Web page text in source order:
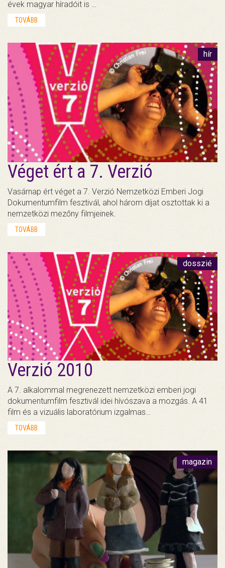
évek magyar híradóit is …
TOVÁBB
hír
Véget ért a 7. Verzió
Vasárnap ért véget a 7. Verzió Nemzetközi Emberi Jogi
Dokumentumfilm fesztivál, ahol három díjat osztottak ki a
nemzetközi mezőny filmjeinek.
TOVÁBB
dosszié
Verzió 2010
A 7. alkalommal megrenezett nemzetközi emberi jogi
dokumentumfilm fesztivál idei hívószava a mozgás. A 41
film és a vizuális laboratórium izgalmas…
TOVÁBB
magazin